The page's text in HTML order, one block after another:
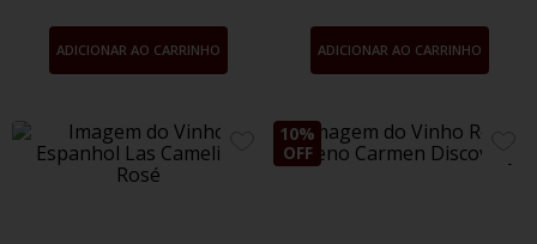
ADICIONAR AO CARRINHO ADICIONAR AO CARRINHO
ADICIONE
10%
OFF
AOS